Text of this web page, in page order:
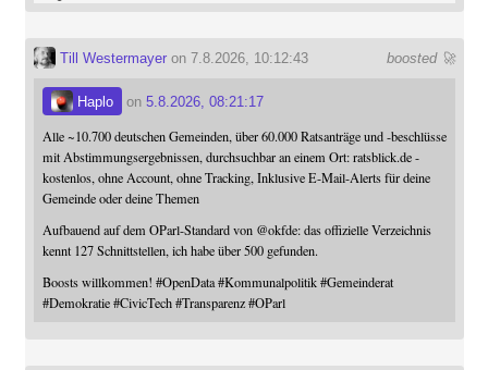
boosted 🚀
Till Westermayeron 7.8.2026, 10:12:43
Haplo on 5.8.2026, 08:21:17
Alle ~10.700 deutschen Gemeinden, über 60.000 Ratsanträge und -beschlüsse
mit Abstimmungsergebnissen, durchsuchbar an einem Ort: ratsblick.de -
kostenlos, ohne Account, ohne Tracking, Inklusive E-Mail-Alerts für deine
Gemeinde oder deine Themen
Aufbauend auf dem OParl-Standard von @okfde: das offizielle Verzeichnis
kennt 127 Schnittstellen, ich habe über 500 gefunden.
Boosts willkommen! #OpenData #Kommunalpolitik #Gemeinderat
#Demokratie #CivicTech #Transparenz #OParl